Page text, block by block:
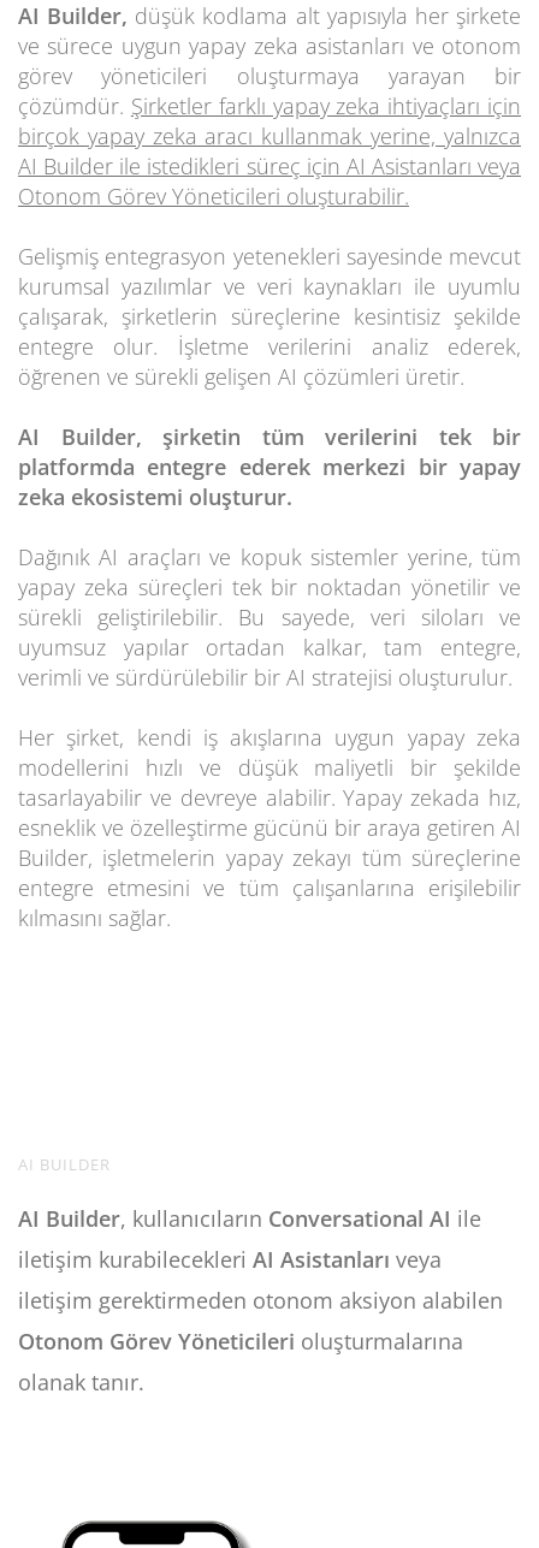
AI Builder, düşük kodlama alt yapısıyla her şirkete
ve sürece uygun yapay zeka asistanları ve otonom
görev yöneticileri oluşturmaya yarayan bir
çözümdür. Şirketler farklı yapay zeka ihtiyaçları için
birçok yapay zeka aracı kullanmak yerine, yalnızca
AI Builder ile istedikleri süreç için AI Asistanları veya
Otonom Görev Yöneticileri oluşturabilir.
Gelişmiş entegrasyon yetenekleri sayesinde mevcut
kurumsal yazılımlar ve veri kaynakları ile uyumlu
çalışarak, şirketlerin süreçlerine kesintisiz şekilde
entegre olur. İşletme verilerini analiz ederek,
öğrenen ve sürekli gelişen AI çözümleri üretir.
AI Builder, şirketin tüm verilerini tek bir
platformda entegre ederek merkezi bir yapay
zeka ekosistemi oluşturur.
Dağınık AI araçları ve kopuk sistemler yerine, tüm
yapay zeka süreçleri tek bir noktadan yönetilir ve
sürekli geliştirilebilir. Bu sayede, veri siloları ve
uyumsuz yapılar ortadan kalkar, tam entegre,
verimli ve sürdürülebilir bir AI stratejisi oluşturulur.
Her şirket, kendi iş akışlarına uygun yapay zeka
modellerini hızlı ve düşük maliyetli bir şekilde
tasarlayabilir ve devreye alabilir. Yapay zekada hız,
esneklik ve özelleştirme gücünü bir araya getiren AI
Builder, işletmelerin yapay zekayı tüm süreçlerine
entegre etmesini ve tüm çalışanlarına erişilebilir
kılmasını sağlar.
AI BUILDER
AI Builder, kullanıcıların Conversational AI ile
iletişim kurabilecekleri AI Asistanları veya
iletişim gerektirmeden otonom aksiyon alabilen
Otonom Görev Yöneticileri oluşturmalarına
olanak tanır.